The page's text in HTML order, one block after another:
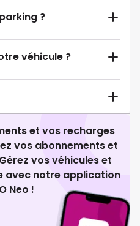
?
véhicule ?
et vos recharges
vos abonnements et
vos véhicules et
avec notre application
Neo !